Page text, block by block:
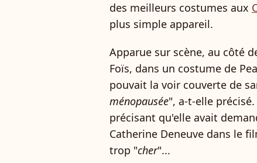
des meilleurs costumes aux
plus simple appareil.
Apparue sur scène, au côté
Foïs, dans un costume de
pouvait la voir couverte de
ménopausée", a-t-elle
précisant qu'elle avait
Catherine Deneuve dans le
trop "cher"...